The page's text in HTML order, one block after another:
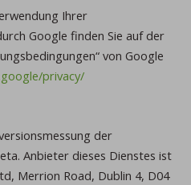
Ihrer
Google finden Sie auf der
von Google
privacy/
der
Anbieter dieses Dienstes ist
Merrion Road, Dublin 4, D04